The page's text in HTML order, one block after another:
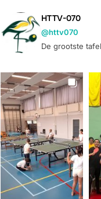
HTTV-070
@httv070
De grootste